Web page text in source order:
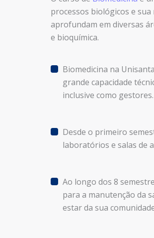
processos biológicos e
aprofundam em diversas
e bioquímica.
Biomedicina na
grande capacidade
inclusive como gestores.
Desde o primeiro
laboratórios e salas de
Ao longo dos 8
para a manutenção da
estar da sua